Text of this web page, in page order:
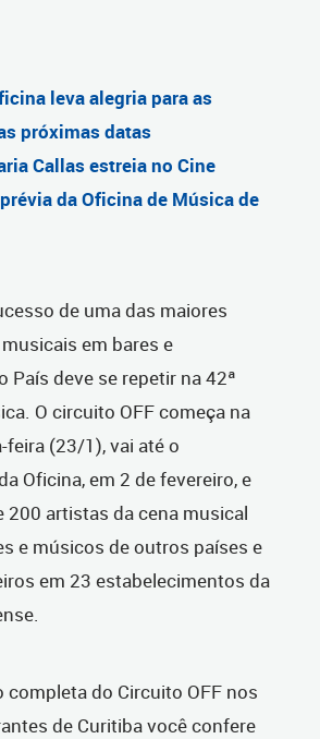
leva alegria para as
próximas datas
Callas estreia no Cine
da Oficina de Música de
de uma das maiores
em bares e
País deve se repetir na 42ª
O circuito OFF começa na
(23/1), vai até o
Oficina, em 2 de fevereiro, e
200 artistas da cena musical
e músicos de outros países e
em 23 estabelecimentos da
completa do Circuito OFF nos
de Curitiba você confere